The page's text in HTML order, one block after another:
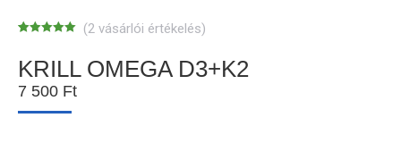
KRILL OMEGA D3+K2
7 500 Ft
ből,
értékelés
alapján
(2vásárlói értékelés)